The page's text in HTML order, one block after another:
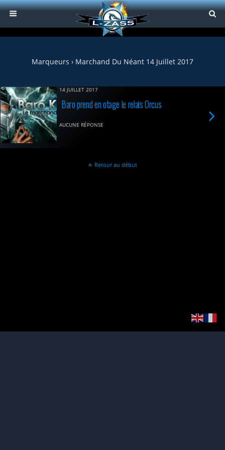
Marqueurs › Marchand Du Néant 14 Juillet 2017
14 JUILLET 2017
Baro prend en otage le relais Orcus
AUCUNE RÉPONSE
Retour au début